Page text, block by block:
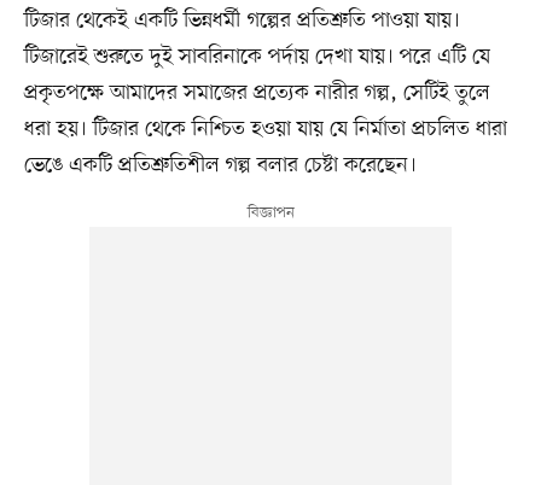
টিজার থেকেই একটি ভিন্নধর্মী গল্পের প্রতিশ্রুতি পাওয়া যায়।
টিজারেই শুরুতে দুই সাবরিনাকে পর্দায় দেখা যায়। পরে এটি যে
প্রকৃতপক্ষে আমাদের সমাজের প্রত্যেক নারীর গল্প, সেটিই তুলে
ধরা হয়। টিজার থেকে নিশ্চিত হওয়া যায় যে নির্মাতা প্রচলিত ধারা
ভেঙে একটি প্রতিশ্রুতিশীল গল্প বলার চেষ্টা করেছেন।